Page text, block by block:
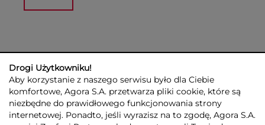
GRUPA AGORA DLA INWESTORÓW DLA MEDIÓW
REKLAMA
Drogi Użytkowniku!
Aby korzystanie z naszego serwisu było dla Ciebie
komfortowe, Agora S.A. przetwarza pliki cookie, które są
niezbędne do prawidłowego funkcjonowania strony
internetowej. Ponadto, jeśli wyrazisz na to zgodę, Agora S.A.